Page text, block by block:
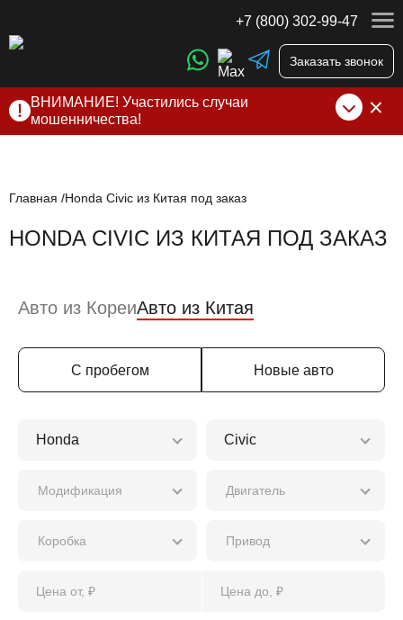
+7 (800) 302-99-47
Заказать звонок
ВНИМАНИЕ! Участились случаи
мошенничества!
нами по официальнымконтактам, указанным в соц сетях
Главная Honda Civic из Китая под заказ
HONDA CIVIC ИЗ КИТАЯ ПОД ЗАКАЗ
Авто из КореиАвто из Китая
С пробегом Новые авто
Двигатель
Коробка Привод
Модификация